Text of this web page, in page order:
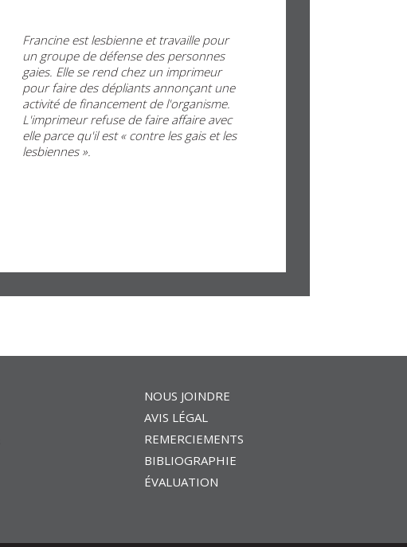
Francine est lesbienne et travaille pour
un groupe de défense des personnes
gaies. Elle se rend chez un imprimeur
pour faire des dépliants annonçant une
activité de financement de l'organisme.
L'imprimeur refuse de faire affaire avec
elle parce qu'il est « contre les gais et les
lesbiennes ».
NOUS JOINDRE
AVIS LÉGAL
REMERCIEMENTS
BIBLIOGRAPHIE
ÉVALUATION